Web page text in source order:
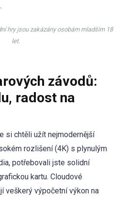
.
hry jsou zakázány osobám mladším 18
let.
závodů:
radost na
si chtěli užít nejmodernější
rozlišení (4K) s plynulým
potřebovali jste solidní
kartu. Cloudové
veškerý výpočetní výkon na